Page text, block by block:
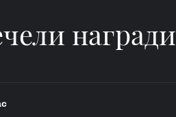
награди